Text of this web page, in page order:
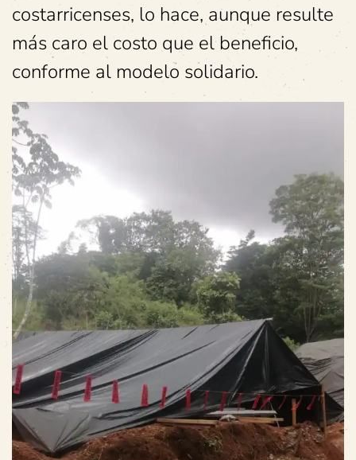
costarricenses, lo hace, aunque resulte
más caro el costo que el beneficio,
conforme al modelo solidario.